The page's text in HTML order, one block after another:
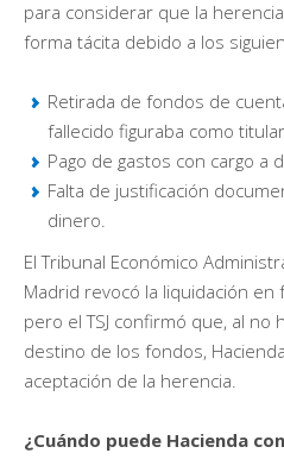
para considerar que la
forma tácita debido a los
Retirada de fondos de
fallecido figuraba como
Pago de gastos con cargo a
Falta de justificación
dinero.
El Tribunal Económico
Madrid revocó la liquidación
pero el TSJ confirmó que, al no
destino de los fondos,
aceptación de la herencia.
¿Cuándo puede Hacienda